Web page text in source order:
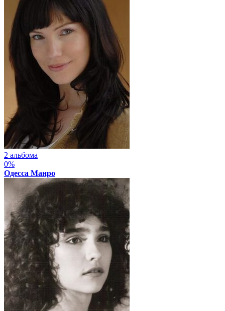
2 альбома
0%
Одесса Манро